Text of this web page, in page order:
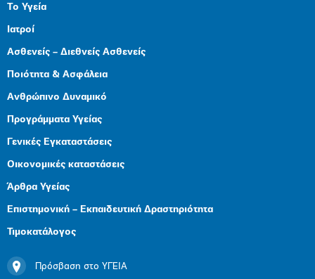
Το Υγεία
Ιατροί
Ασθενείς – Διεθνείς Ασθενείς
Ποιότητα & Ασφάλεια
Ανθρώπινο Δυναμικό
Προγράμματα Υγείας
Γενικές Εγκαταστάσεις
Οικονομικές καταστάσεις
Άρθρα Υγείας
Επιστημονική – Εκπαιδευτική Δραστηριότητα
Τιμοκατάλογος
Πρόσβαση στο ΥΓΕΙΑ